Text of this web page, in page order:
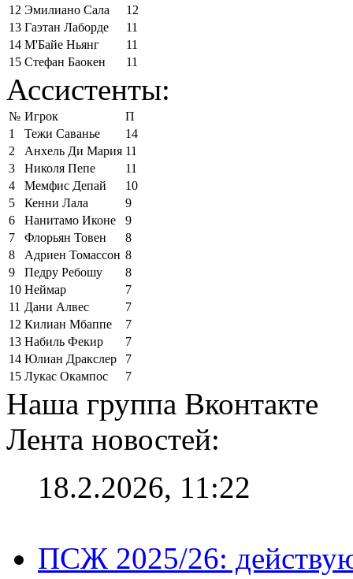
12 Эмилиано Сала
12
13 Гаэтан Лаборде
11
14 М'Байе Ньянг
11
15 Стефан Баокен 11
Ассистенты:
№ Игрок
П
1
Тежи Саванье
14
2
Анхель Ди Мария 11
3
Николя Пепе
11
4
Мемфис Депай
10
5
Кенни Лала
9
6
Нанитамо Иконе
9
7
Флорьян Товен
8
8
Адриен Томассон 8
9
Педру Ребошу
8
10 Неймар
7
11 Дани Алвес
7
12 Килиан Мбаппе
7
13 Набиль Фекир
7
14 Юлиан Дракслер
7
15 Лукас Окампос 7
Наша группа Вконтакте
Лента новостей:
18.2.2026, 11:22
ПСЖ 2025/26: